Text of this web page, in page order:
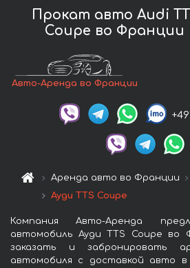
Прокат авто Audi
Coupe во Франции
Авто-Аренда во Франции
Аренда авто во Франции
Ауди TTS Coupe
Компания Авто-Аренда
автомобиль Ауди TTS Coupe
заказать и забронировать
автомобиля с доставкой авто